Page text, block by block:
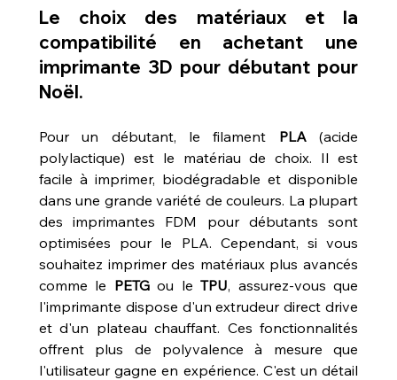
Le choix des matériaux et la
compatibilité en achetant une
imprimante 3D pour débutant pour
Noël.
Pour un débutant, le filament PLA (acide
polylactique) est le matériau de choix. Il est
facile à imprimer, biodégradable et disponible
dans une grande variété de couleurs. La plupart
des imprimantes FDM pour débutants sont
optimisées pour le PLA. Cependant, si vous
souhaitez imprimer des matériaux plus avancés
comme le PETG ou le TPU, assurez-vous que
l'imprimante dispose d'un extrudeur direct drive
et d'un plateau chauffant. Ces fonctionnalités
offrent plus de polyvalence à mesure que
l'utilisateur gagne en expérience. C'est un détail